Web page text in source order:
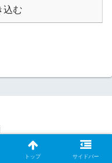
込む
i.
トップ サイドバー